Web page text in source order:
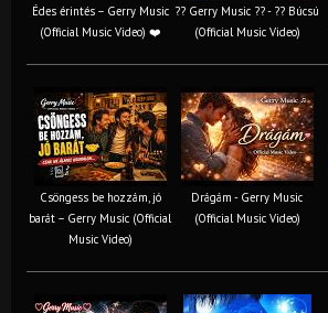
Édes érintés – Gerry Music
(Official Music Video) ❤️
?? Gerry Music ?? - ?? Búcsú
(Official Music Video)
Csöngess be hozzám, jó
barát – Gerry Music (Official
Music Video)
Drágám - Gerry Music
(Official Music Video)